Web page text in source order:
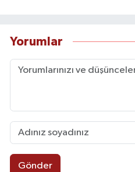
Yorumlar
Gönder